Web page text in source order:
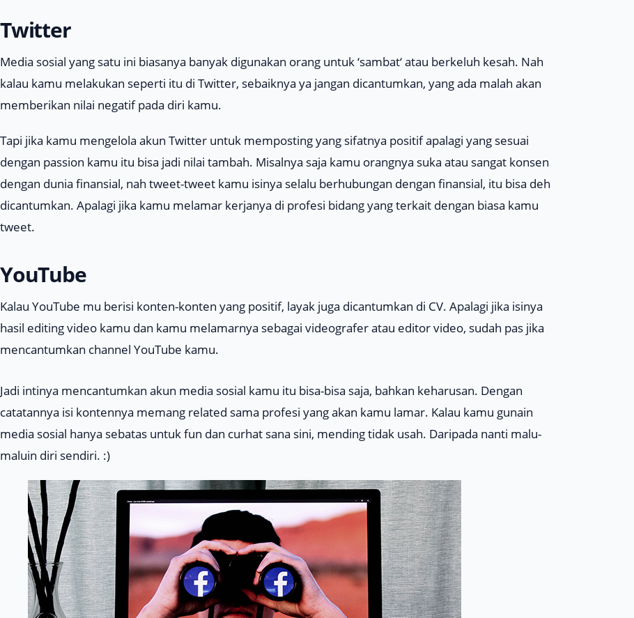
Twitter
Media sosial yang satu ini biasanya banyak digunakan orang untuk ‘sambat‘ atau berkeluh kesah. Nah
kalau kamu melakukan seperti itu di Twitter, sebaiknya ya jangan dicantumkan, yang ada malah akan
memberikan nilai negatif pada diri kamu.
Tapi jika kamu mengelola akun Twitter untuk memposting yang sifatnya positif apalagi yang sesuai
dengan passion kamu itu bisa jadi nilai tambah. Misalnya saja kamu orangnya suka atau sangat konsen
dengan dunia finansial, nah tweet-tweet kamu isinya selalu berhubungan dengan finansial, itu bisa deh
dicantumkan. Apalagi jika kamu melamar kerjanya di profesi bidang yang terkait dengan biasa kamu
tweet.
YouTube
Kalau YouTube mu berisi konten-konten yang positif, layak juga dicantumkan di CV. Apalagi jika isinya
hasil editing video kamu dan kamu melamarnya sebagai videograferatau editor video, sudah pas jika
mencantumkan channel YouTube kamu.
Jadi intinya mencantumkan akun media sosial kamu itu bisa-bisa saja, bahkan keharusan. Dengan
catatannya isi kontennya memang related sama profesi yang akan kamu lamar. Kalau kamu gunain
media sosial hanya sebatas untukfun dan curhat sana sini, mending tidak usah. Daripada nanti malu-
maluin diri sendiri. :)